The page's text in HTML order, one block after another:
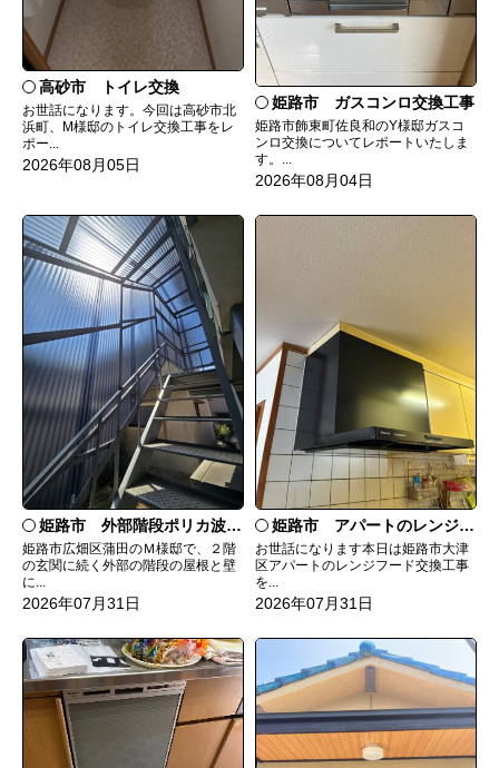
高砂市 トイレ交換
お世話になります。今回は高砂市北
浜町、M様邸のトイレ交換工事をレ
ポー...
2026年08月05日
姫路市 ガスコンロ交換工事
姫路市飾東町佐良和のY様邸ガスコ
ンロ交換についてレポートいたしま
す。...
2026年08月04日
姫路市 外部階段ポリカ波板張替工事
姫路市広畑区蒲田のＭ様邸で、２階
の玄関に続く外部の階段の屋根と壁
に...
2026年07月31日
姫路市 アパートのレンジフード交換
お世話になります本日は姫路市大津
区アパートのレンジフード交換工事
を...
2026年07月31日